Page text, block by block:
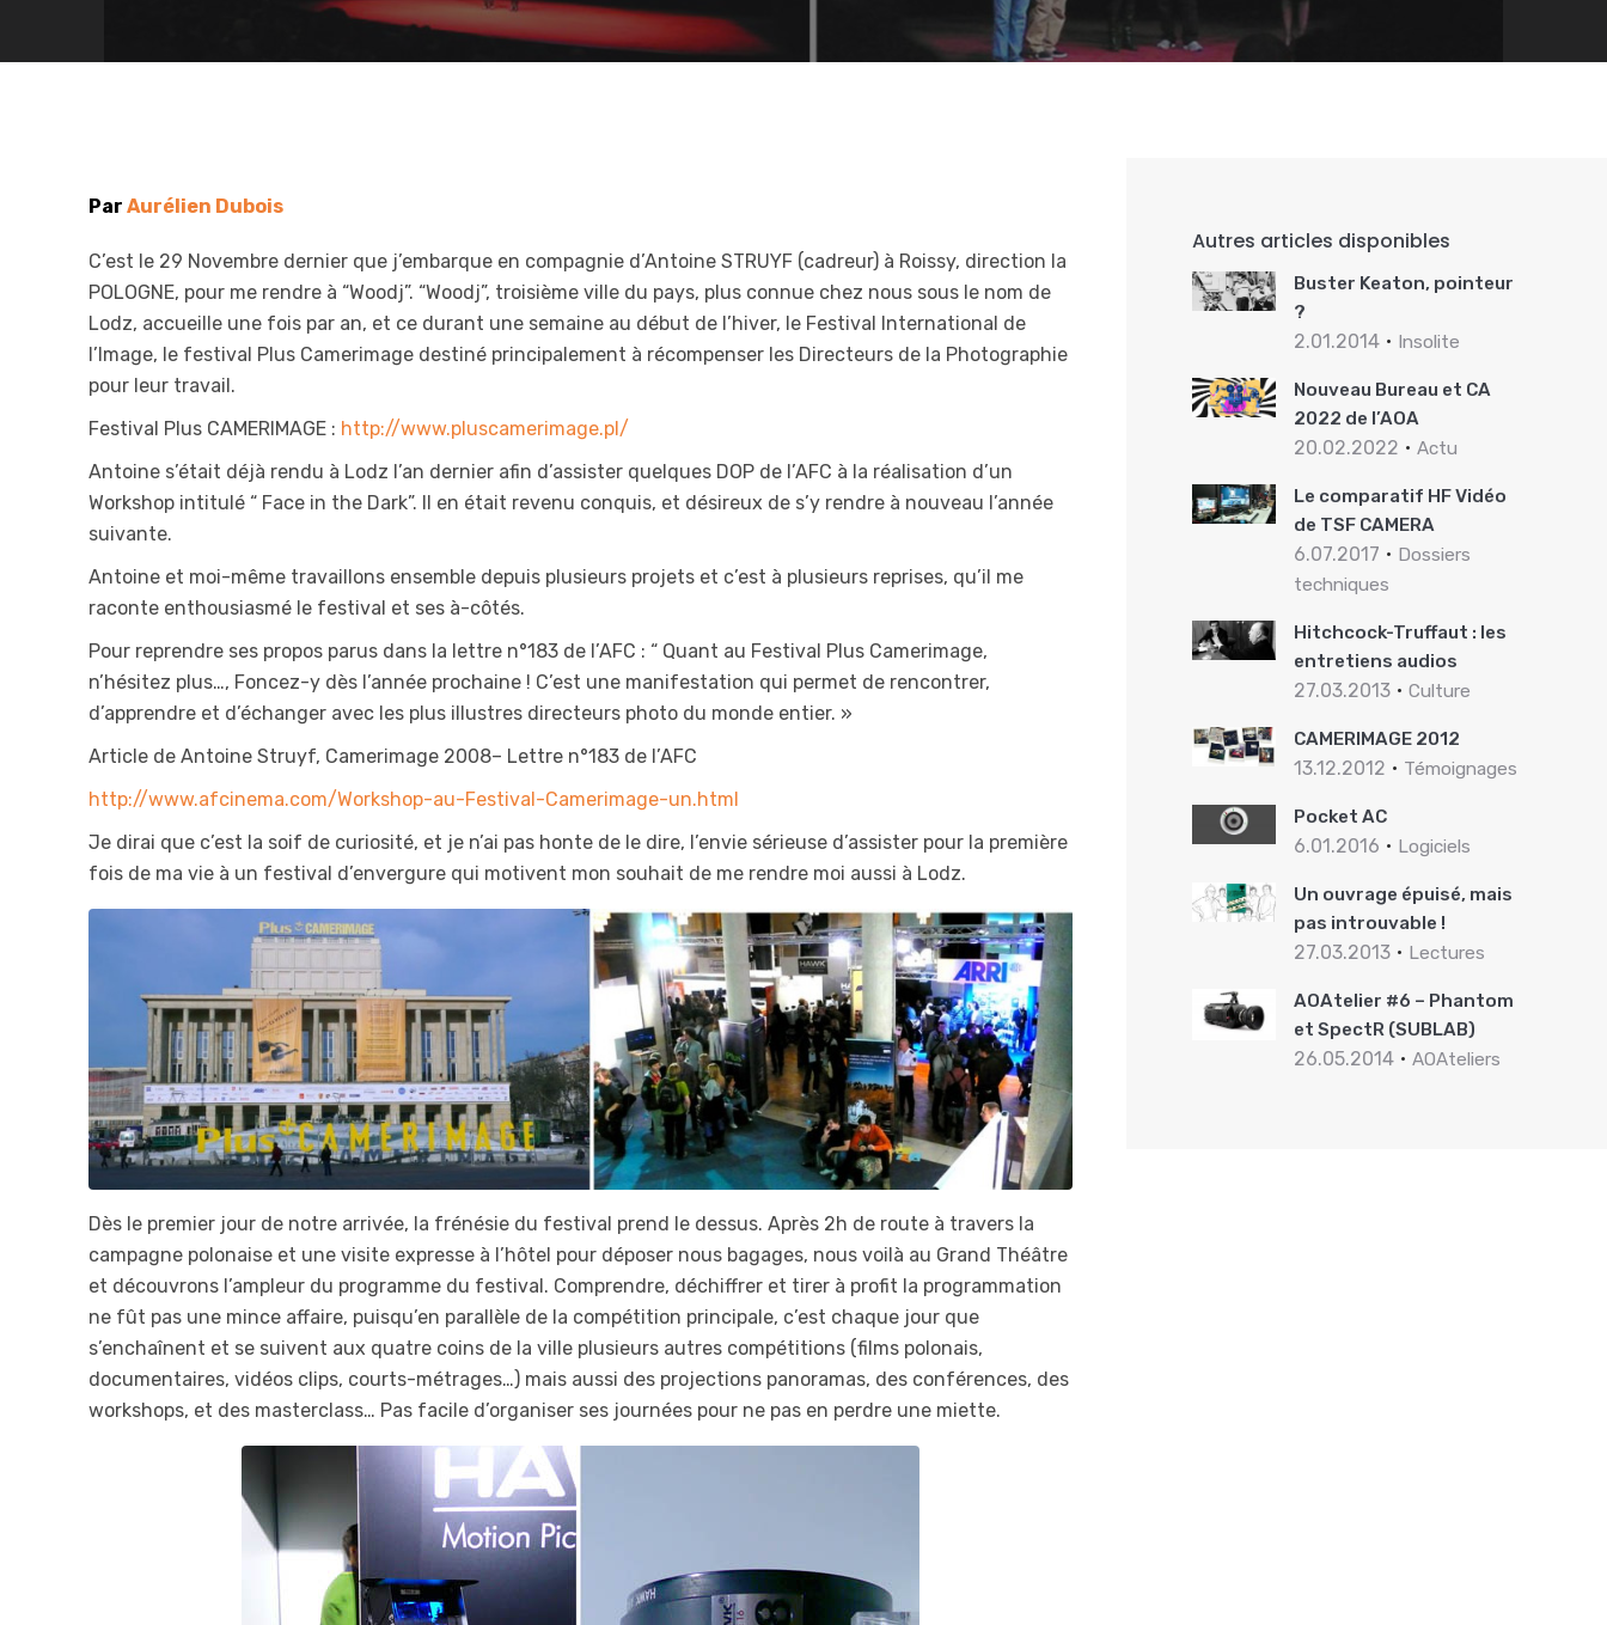
Par Aurélien Dubois
C’est le 29 Novembre dernier que j’embarque en compagnie d’Antoine STRUYF (cadreur) à Roissy, direction la
POLOGNE, pour me rendre à “Woodj”. “Woodj”, troisième ville du pays, plus connue chez nous sous le nom de
Lodz, accueille une fois par an, et ce durant une semaine au début de l’hiver, le Festival International de
l’Image, le festival Plus Camerimage destiné principalement à récompenser les Directeurs de la Photographie
pour leur travail.
Festival Plus CAMERIMAGE : http://www.pluscamerimage.pl/
Antoine s’était déjà rendu à Lodz l’an dernier afin d’assister quelques DOP de l’AFC à la réalisation d’un
Workshop intitulé “ Face in the Dark”. Il en était revenu conquis, et désireux de s’y rendre à nouveau l’année
suivante.
Antoine et moi-même travaillons ensemble depuis plusieurs projets et c’est à plusieurs reprises, qu’il me
raconte enthousiasmé le festival et ses à-côtés.
Pour reprendre ses propos parus dans la lettre n°183 de l’AFC : “ Quant au Festival Plus Camerimage,
n’hésitez plus…, Foncez-y dès l’année prochaine ! C’est une manifestation qui permet de rencontrer,
d’apprendre et d’échanger avec les plus illustres directeurs photo du monde entier. »
Article de Antoine Struyf, Camerimage 2008– Lettre n°183 de l’AFC
http://www.afcinema.com/Workshop-au-Festival-Camerimage-un.html
Je dirai que c’est la soif de curiosité, et je n’ai pas honte de le dire, l’envie sérieuse d’assister pour la première
fois de ma vie à un festival d’envergure qui motivent mon souhait de me rendre moi aussi à Lodz.
Dès le premier jour de notre arrivée, la frénésie du festival prend le dessus. Après 2h de route à travers la
campagne polonaise et une visite expresse à l’hôtel pour déposer nous bagages, nous voilà au Grand Théâtre
et découvrons l’ampleur du programme du festival. Comprendre, déchiffrer et tirer à profit la programmation
ne fût pas une mince affaire, puisqu’en parallèle de la compétition principale, c’est chaque jour que
s’enchaînent et se suivent aux quatre coins de la ville plusieurs autres compétitions (films polonais,
documentaires, vidéos clips, courts-métrages…) mais aussi des projections panoramas, des conférences, des
workshops, et des masterclass… Pas facile d’organiser ses journées pour ne pas en perdre une miette.
Autres articles disponibles
Buster Keaton, pointeur
?
2.01.2014 Insolite
Nouveau Bureau et CA
2022 de l’AOA
20.02.2022 Actu
Le comparatif HF Vidéo
de TSF CAMERA
6.07.2017
Dossiers
techniques
Hitchcock-Truffaut : les
entretiens audios
27.03.2013 Culture
CAMERIMAGE 2012
13.12.2012 Témoignages
Pocket AC
6.01.2016 Logiciels
Un ouvrage épuisé, mais
pas introuvable !
27.03.2013 Lectures
AOAtelier #6 – Phantom
et SpectR (SUBLAB)
26.05.2014 AOAteliers